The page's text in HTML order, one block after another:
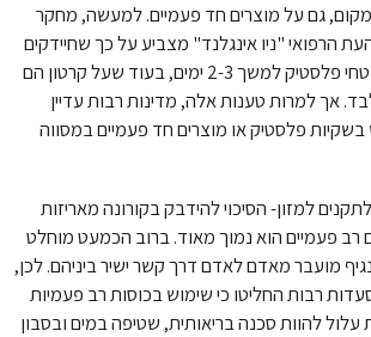
מקום, גם על מוצרים חד פעמיים. למעשה, מחקר
הרפואי "ניו אינגלנד" מצביע על כך שחיידקים
עלולים לשרוד על משטחי פלסטיק למשך 2-3 ימים, בעוד שעל קרטון הם
שעות בלבד. אך למרות טענות אלה, מדינות רבות עדיין
פלסטיק או מוצרים חד פעמיים במסווה
למזון- הסיכוי להידבק בקורונה מאריזות
רב פעמיים הוא נמוך מאוד. ברוב הכמעט מוחלט
מועבר מאדם לאדם דרך קשר ישיר ביניהם. לכן,
רבות החליטו כי שימוש בכוסות רב פעמיות
להוות סכנה בריאותית, שטיפה במים ובסבון